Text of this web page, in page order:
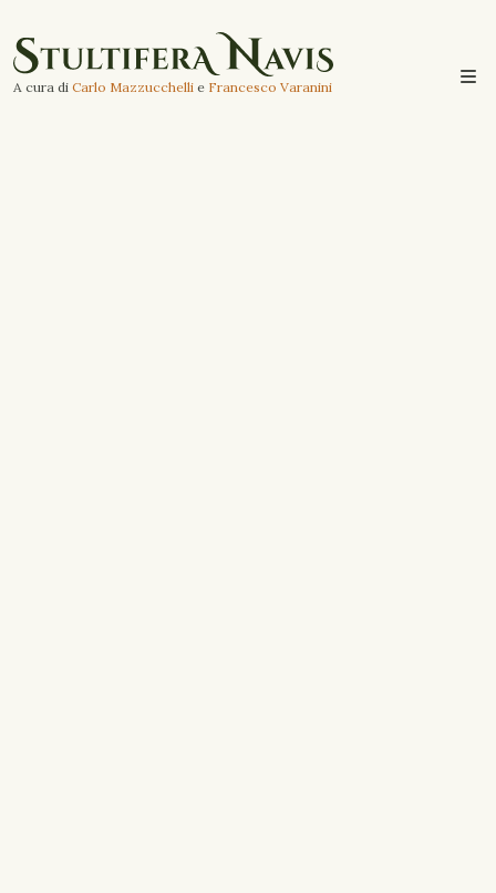
A cura di Carlo Mazzucchelli e Francesco Varanini